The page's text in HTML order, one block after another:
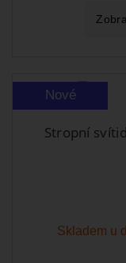
Nové
Stropní
Skladem u